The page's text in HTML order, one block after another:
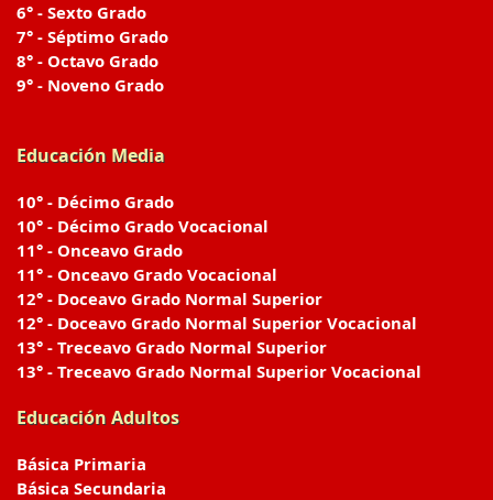
6° - Sexto Grado
7° - Séptimo Grado
8° - Octavo Grado
9° - Noveno Grado
Educación Media
10° - Décimo Grado
10° - Décimo Grado Vocacional
11° - Onceavo Grado
11° - Onceavo Grado Vocacional
12° - Doceavo Grado Normal Superior
12° - Doceavo Grado Normal Superior Vocacional
13° - Treceavo Grado Normal Superior
13° - Treceavo Grado Normal Superior Vocacional
Educación Adultos
Básica Primaria
Básica Secundaria